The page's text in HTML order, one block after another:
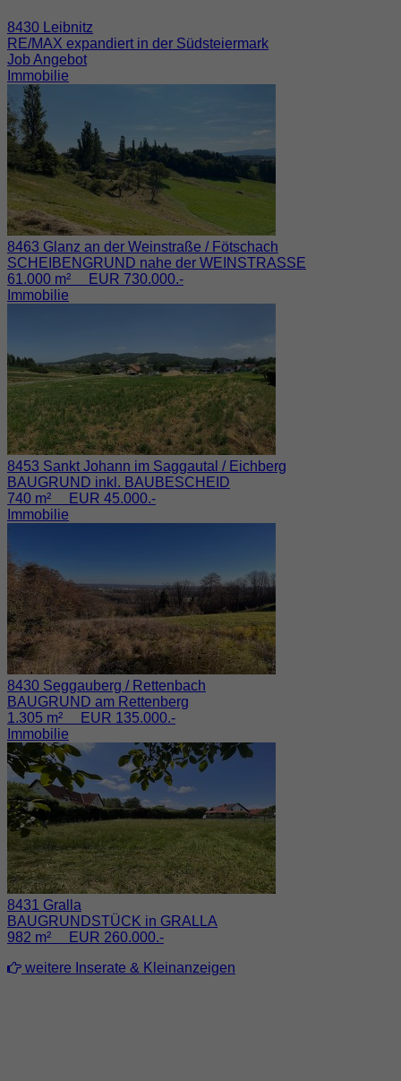
8430 Leibnitz
RE/MAX expandiert in der Südsteiermark
Job Angebot
Immobilie
8463 Glanz an der Weinstraße / Fötschach
SCHEIBENGRUND nahe der WEINSTRASSE
61.000 m² EUR 730.000.-
Immobilie
8453 Sankt Johann im Saggautal / Eichberg
BAUGRUND inkl. BAUBESCHEID
740 m² EUR 45.000.-
Immobilie
8430 Seggauberg / Rettenbach
BAUGRUND am Rettenberg
1.305 m² EUR 135.000.-
Immobilie
8431 Gralla
BAUGRUNDSTÜCK in GRALLA
982 m² EUR 260.000.-
weitere Inserate & Kleinanzeigen